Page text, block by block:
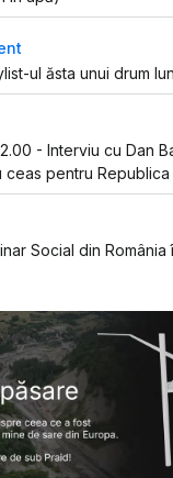
ul ăsta unui drum
- Interviu cu Dan
ceas pentru
Social din